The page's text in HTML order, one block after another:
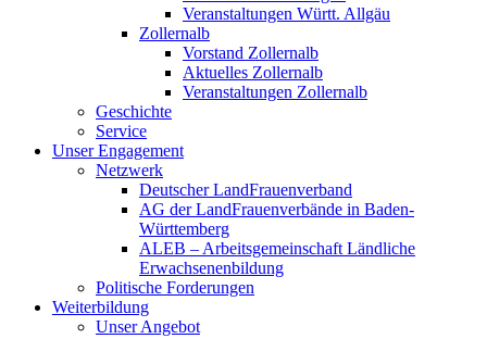
Veranstaltungen Württ. Allgäu
Zollernalb
Vorstand Zollernalb
Aktuelles Zollernalb
Veranstaltungen Zollernalb
Geschichte
Service
Unser Engagement
Netzwerk
Deutscher LandFrauenverband
AG der LandFrauenverbände in Baden-
Württemberg
ALEB – Arbeitsgemeinschaft Ländliche
Erwachsenenbildung
Politische Forderungen
Weiterbildung
Unser Angebot